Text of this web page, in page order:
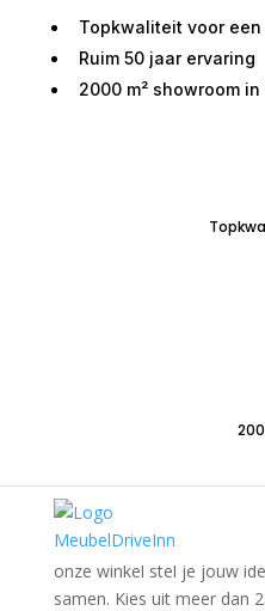
Topkwaliteit voor
Ruim 50 jaar ervaring
2000 m² showroom in
Jouw meubel, jouw
Heb je iets anders in
onze winkel stel je jouw
samen. Kies uit meer dan